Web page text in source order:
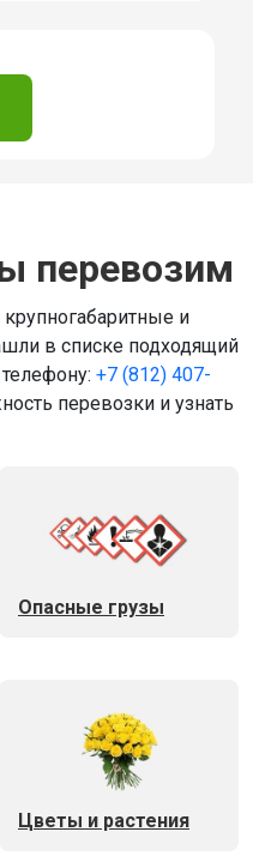
перевозим
и
в списке подходящий
+7 (812) 407-
перевозки и узнать
Опасные грузы
Цветы и растения